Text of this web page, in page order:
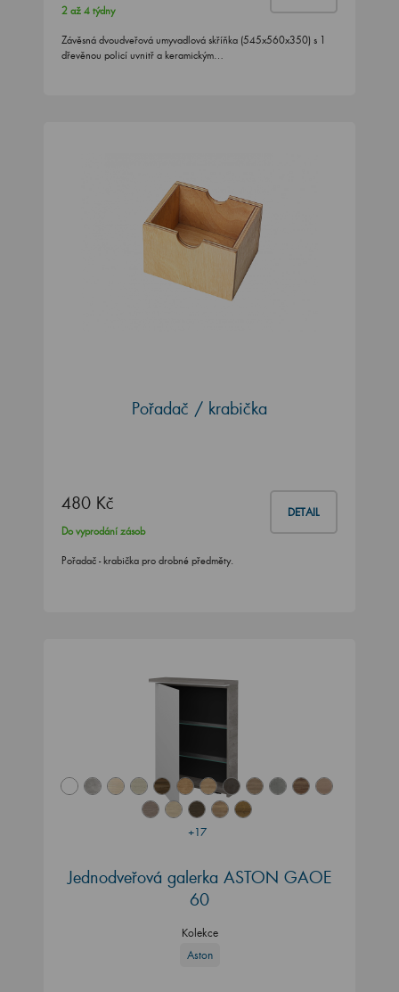
2 až 4 týdny
Závěsná dvoudveřová umyvadlová skříňka (545x560x350) s 1
dřevěnou policí uvnitř a keramickým…
Pořadač / krabička
480 Kč DETAIL
Do vyprodání zásob
Pořadač - krabička pro drobné předměty.
+17
Jednodveřová galerka ASTON GAOE
60
Kolekce
Aston